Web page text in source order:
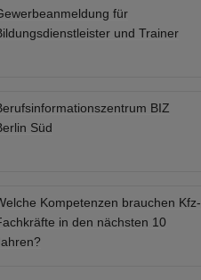
für
und Trainer
BIZ
Süd
Kompetenzen brauchen Kfz-
in den nächsten 10